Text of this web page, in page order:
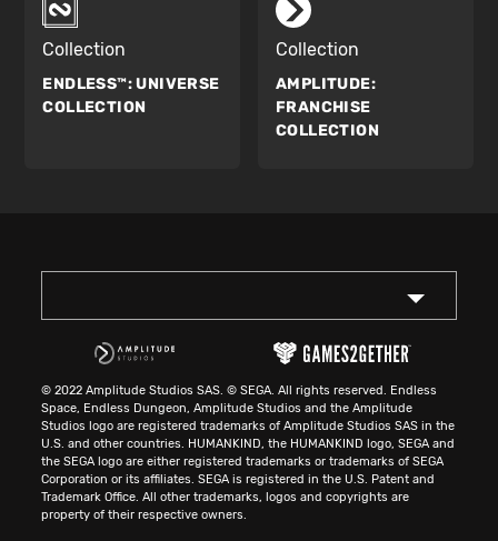
Collection
ENDLESS™: UNIVERSE
COLLECTION
Collection
AMPLITUDE:
FRANCHISE
COLLECTION
© 2022 Amplitude Studios SAS. © SEGA. All rights reserved. Endless
Space, Endless Dungeon, Amplitude Studios and the Amplitude
Studios logo are registered trademarks of Amplitude Studios SAS in the
U.S. and other countries. HUMANKIND, the HUMANKIND logo, SEGA and
the SEGA logo are either registered trademarks or trademarks of SEGA
Corporation or its affiliates. SEGA is registered in the U.S. Patent and
Trademark Office. All other trademarks, logos and copyrights are
property of their respective owners.